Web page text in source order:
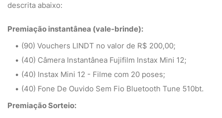
descrita abaixo:
Premiação instantânea (vale-brinde):
(90) Vouchers LINDT no valor de R$ 200,00;
(40) Câmera Instantânea Fujifilm Instax Mini 12;
(40) Instax Mini 12 - Filme com 20 poses;
(40) Fone De Ouvido Sem Fio Bluetooth Tune 510bt.
Premiação Sorteio: